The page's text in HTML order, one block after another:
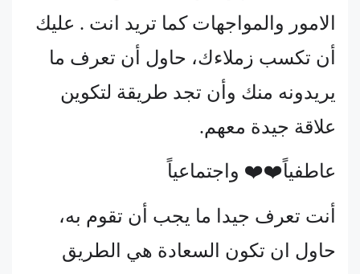
الامور والمواجهات كما تريد انت . عليك
أن تكسب زملاءك، حاول أن تعرف ما
يريدونه منك وأن تجد طريقة لتكوين
علاقة جيدة معهم.
عاطفياً❤️❤️ واجتماعياً
أنت تعرف جيدا ما يجب أن تقوم به،
حاول ان تكون السعادة هي الطريق